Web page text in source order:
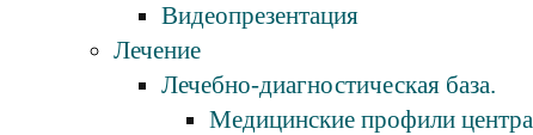
Видеопрезентация
Лечение
Лечебно-диагностическая база.
Медицинские профили центра